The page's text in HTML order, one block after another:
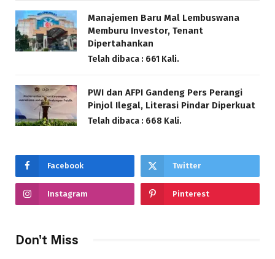
Manajemen Baru Mal Lembuswana
Memburu Investor, Tenant
Dipertahankan
Telah dibaca : 661 Kali.
PWI dan AFPI Gandeng Pers Perangi
Pinjol Ilegal, Literasi Pindar Diperkuat
Telah dibaca : 668 Kali.
Facebook Twitter
Instagram Pinterest
Don't Miss